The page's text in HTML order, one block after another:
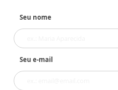
Seu nome
Seu e-mail